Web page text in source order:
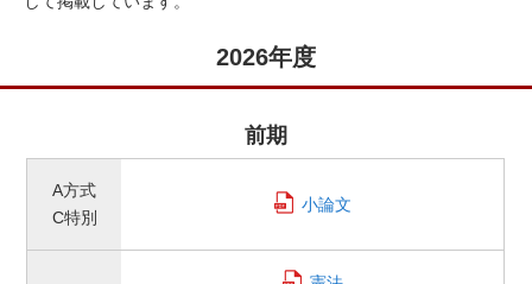
2026年度
前期
A方式
C特別
小論文